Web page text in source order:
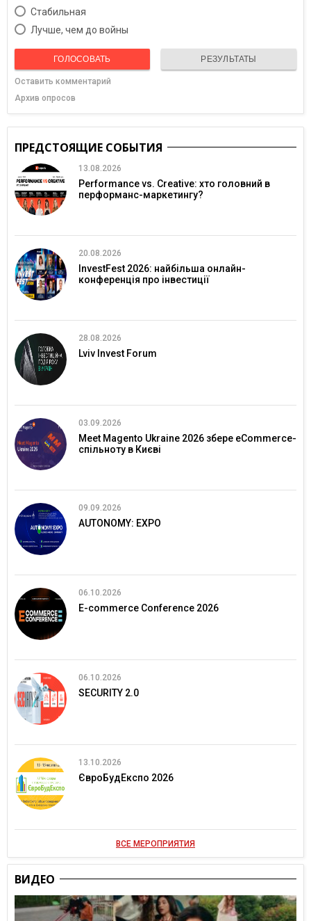
Cтабильная
Лучше, чем до войны
ГОЛОСОВАТЬ РЕЗУЛЬТАТЫ
Оставить комментарий
Архив опросов
ПРЕДСТОЯЩИЕ СОБЫТИЯ
13.08.2026
Performance vs. Creative: хто головний в
перформанс-маркетингу?
20.08.2026
InvestFest 2026: найбільша онлайн-
конференція про інвестиції
28.08.2026
Lviv Invest Forum
03.09.2026
Meet Magento Ukraine 2026 збере eCommerce-
спільноту в Києві
09.09.2026
AUTONOMY: EXPO
06.10.2026
E-commerce Conference 2026
06.10.2026
SECURITY 2.0
13.10.2026
ЄвроБудЕкспо 2026
ВСЕ МЕРОПРИЯТИЯ
ВИДЕО